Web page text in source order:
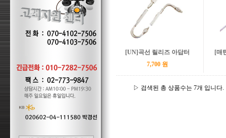
[UN]곡선 릴리즈 아답터
7,700 원
[매
▷ 검색된 총 상품수는 7개 입니다.